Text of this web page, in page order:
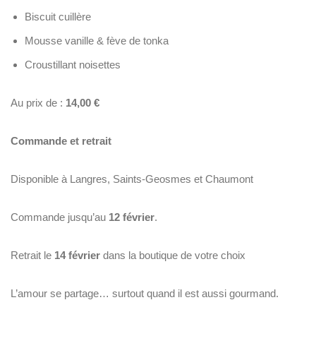
Biscuit cuillère
Mousse vanille & fève de tonka
Croustillant noisettes
Au prix de : 14,00 €
Commande et retrait
Disponible à Langres, Saints-Geosmes et Chaumont
Commande jusqu’au 12 février.
Retrait le 14 février dans la boutique de votre choix
L’amour se partage… surtout quand il est aussi gourmand.